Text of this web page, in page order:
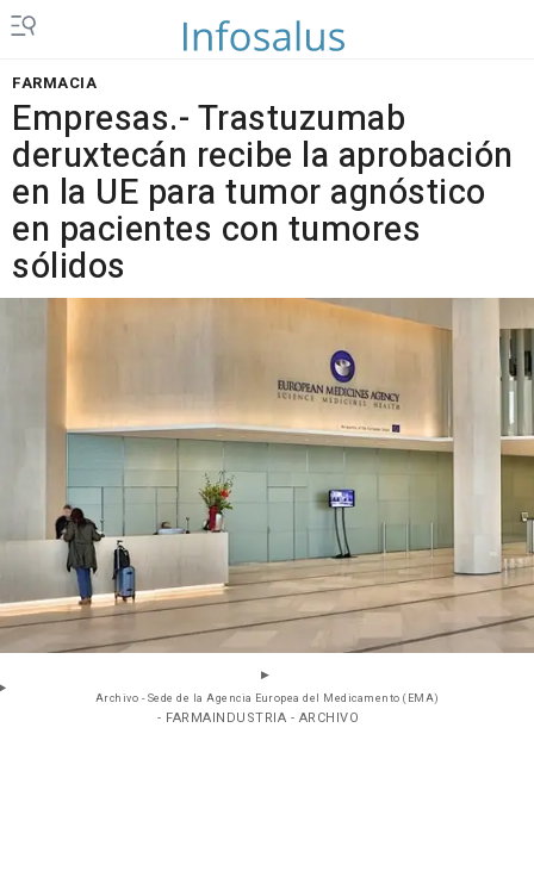
FARMACIA
Empresas.- Trastuzumab
deruxtecán recibe la aprobación
en la UE para tumor agnóstico
en pacientes con tumores
sólidos
Archivo - Sede de la Agencia Europea del Medicamento (EMA)
- FARMAINDUSTRIA - ARCHIVO